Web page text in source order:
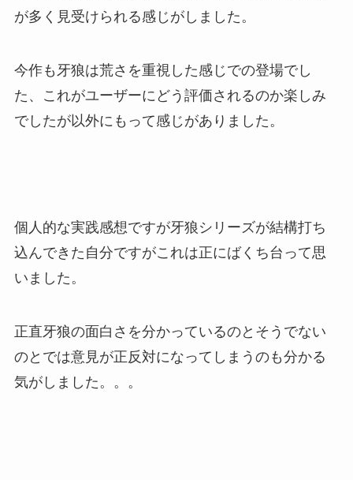
が多く見受けられる感じがしました。
今作も牙狼は荒さを重視した感じでの登場でし
た、これがユーザーにどう評価されるのか楽しみ
でしたが以外にもって感じがありました。
個人的な実践感想ですが牙狼シリーズが結構打ち
込んできた自分ですがこれは正にばくち台って思
いました。
正直牙狼の面白さを分かっているのとそうでない
のとでは意見が正反対になってしまうのも分かる
気がしました。。。